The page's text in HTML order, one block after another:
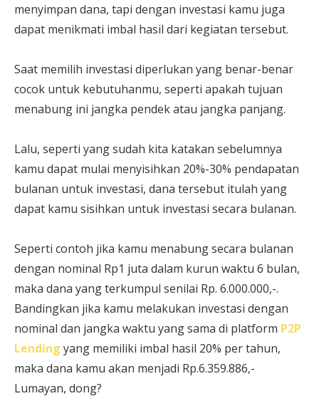
menyimpan dana, tapi dengan investasi kamu juga
dapat menikmati imbal hasil dari kegiatan tersebut.
Saat memilih investasi diperlukan yang benar-benar
cocok untuk kebutuhanmu, seperti apakah tujuan
menabung ini jangka pendek atau jangka panjang.
Lalu, seperti yang sudah kita katakan sebelumnya
kamu dapat mulai menyisihkan 20%-30% pendapatan
bulanan untuk investasi, dana tersebut itulah yang
dapat kamu sisihkan untuk investasi secara bulanan.
Seperti contoh jika kamu menabung secara bulanan
dengan nominal Rp1 juta dalam kurun waktu 6 bulan,
maka dana yang terkumpul senilai Rp. 6.000.000,-.
Bandingkan jika kamu melakukan investasi dengan
nominal dan jangka waktu yang sama di platform P2P
Lending yang memiliki imbal hasil 20% per tahun,
maka dana kamu akan menjadi Rp.6.359.886,-
Lumayan, dong?